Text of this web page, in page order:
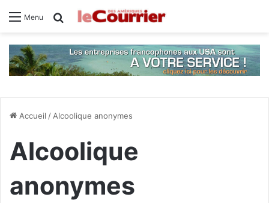
Menu Rechercher
Accueil / Alcoolique anonymes
Alcoolique
anonymes